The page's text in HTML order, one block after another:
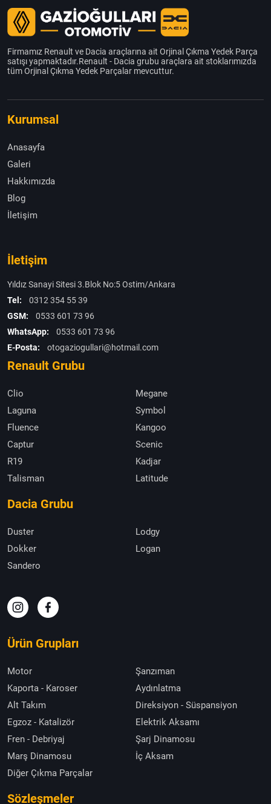
Firmamız Renault ve Dacia araçlarına ait Orjinal Çıkma Yedek Parça
satışı yapmaktadır.Renault - Dacia grubu araçlara ait stoklarımızda
tüm Orjinal Çıkma Yedek Parçalar mevcuttur.
Kurumsal
Anasayfa
Galeri
Hakkımızda
Blog
İletişim
İletişim
Yıldız Sanayi Sitesi 3.Blok No:5 Ostim/Ankara
Tel:
0312 354 55 39
GSM:
0533 601 73 96
WhatsApp:
0533 601 73 96
E-Posta:
otogaziogullari@hotmail.com
Renault Grubu
Clio
Megane
Laguna
Symbol
Fluence
Kangoo
Captur
Scenic
R19
Kadjar
Talisman
Latitude
Dacia Grubu
Duster
Lodgy
Dokker
Logan
Sandero
Ürün Grupları
Motor
Şanzıman
Kaporta - Karoser
Aydınlatma
Alt Takım
Direksiyon - Süspansiyon
Egzoz - Katalizör
Elektrik Aksamı
Fren - Debriyaj
Şarj Dinamosu
Marş Dinamosu
İç Aksam
Diğer Çıkma Parçalar
Sözleşmeler